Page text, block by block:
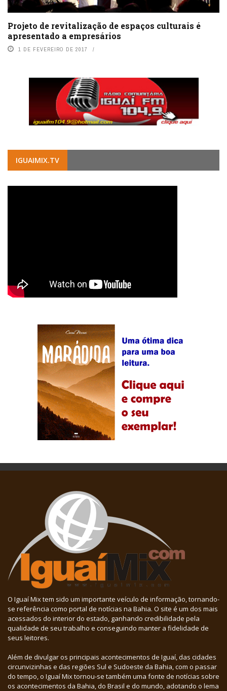
Projeto de revitalização de espaços culturais é
apresentado a empresários
1 DE FEVEREIRO DE 2017
IGUAIMIX.TV
O Iguaí Mix tem sido um importante veículo de informação, tornando-
se referência como portal de notícias na Bahia. O site é um dos mais
acessados do interior do estado, ganhando credibilidade pela
qualidade de seu trabalho e conseguindo manter a fidelidade de
seus leitores.
Além de divulgar os principais acontecimentos de Iguaí, das cidades
circunvizinhas e das regiões Sul e Sudoeste da Bahia, com o passar
do tempo, o Iguaí Mix tornou-se também uma fonte de notícias sobre
os acontecimentos da Bahia, do Brasil e do mundo, adotando o lema